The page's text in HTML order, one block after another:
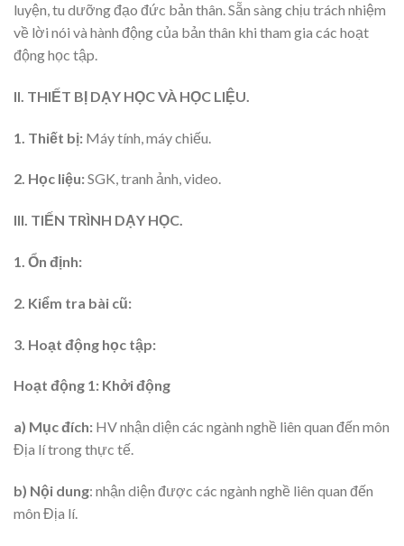
luyện, tu dưỡng đạo đức bản thân. Sẵn sàng chịu trách nhiệm
về lời nói và hành động của bản thân khi tham gia các hoạt
động học tập.
II. THIẾT BỊ DẠY HỌC VÀ HỌC LIỆU.
1. Thiết bị: Máy tính, máy chiếu.
2. Học liệu:SGK, tranh ảnh, video.
III. TIẾN TRÌNH DẠY HỌC.
1. Ổn định:
2. Kiểm tra bài cũ:
3. Hoạt động học tập:
Hoạt động 1: Khởi động
a) Mục đích: HV nhận diện các ngành nghề liên quan đến môn
Địa lí trong thực tế.
b) Nội dung: nhận diện được các ngành nghề liên quan đến
môn Địa lí.